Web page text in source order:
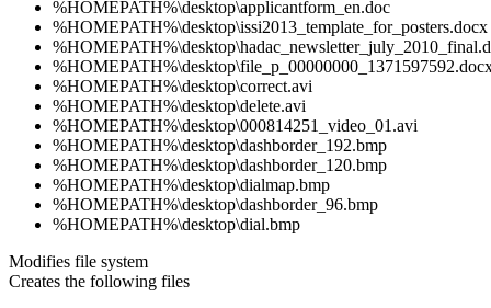
%HOMEPATH%\desktop\applicantform_en.doc
%HOMEPATH%\desktop\issi2013_template_for_posters.docx
%HOMEPATH%\desktop\correct.avi
%HOMEPATH%\desktop\delete.avi
%HOMEPATH%\desktop\000814251_video_01.avi
%HOMEPATH%\desktop\dashborder_192.bmp
%HOMEPATH%\desktop\dashborder_120.bmp
%HOMEPATH%\desktop\dialmap.bmp
%HOMEPATH%\desktop\dashborder_96.bmp
%HOMEPATH%\desktop\dial.bmp
Modifies file system
Creates the following files